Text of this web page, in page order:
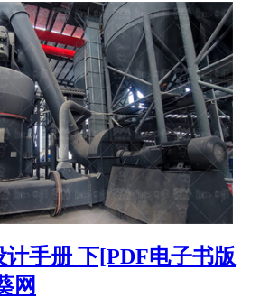
计手册 下[PDF电子书版
网